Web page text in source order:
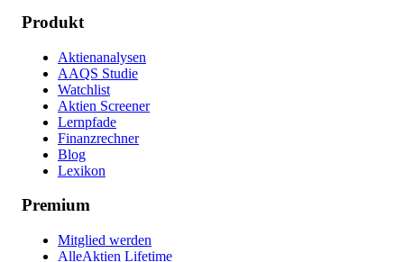
Produkt
Aktienanalysen
AAQS Studie
Watchlist
Aktien Screener
Lernpfade
Finanzrechner
Blog
Lexikon
Premium
Mitglied werden
AlleAktien Lifetime